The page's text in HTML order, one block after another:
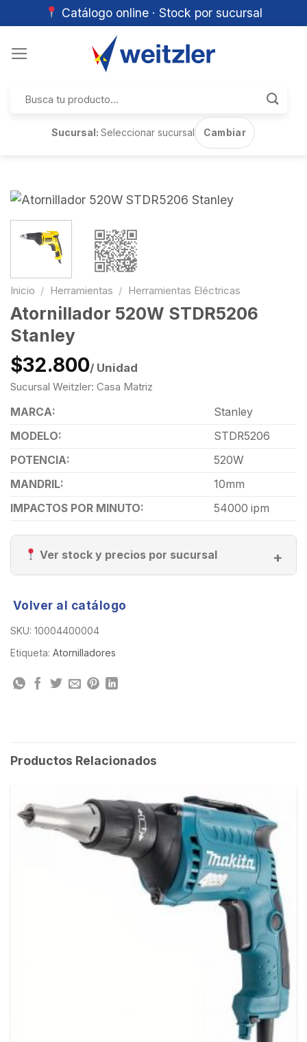
Catálogo online · Stock por sucursal
por:
Sucursal:Seleccionar sucursal Cambiar
Inicio / Herramientas / Herramientas Eléctricas
Atornillador 520W STDR5206
Stanley
$32.800/ Unidad
Sucursal Weitzler: Casa Matriz
MARCA:
Stanley
MODELO:
STDR5206
POTENCIA:
520W
MANDRIL:
10mm
IMPACTOS POR MINUTO:
54000 ipm
Ver stock y precios por sucursal
Volver al catálogo
SKU: 10004400004
Etiqueta: Atornilladores
Productos Relacionados